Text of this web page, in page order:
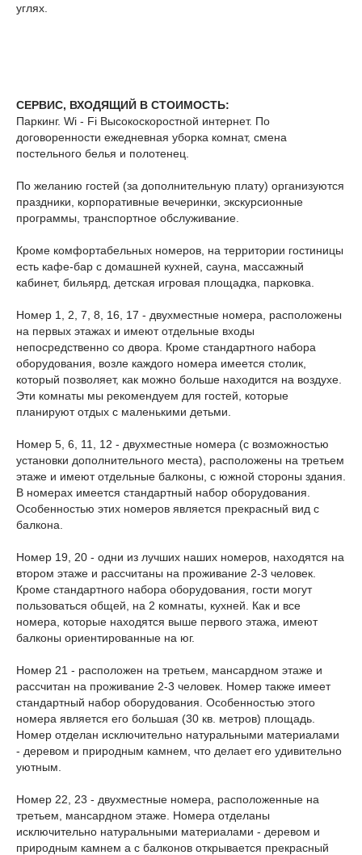
углях.
СЕРВИС, ВХОДЯЩИЙ В СТОИМОСТЬ:
Паркинг. Wi - Fi Высокоскоростной интернет. По
договоренности ежедневная уборка комнат, смена
постельного белья и полотенец.
По желанию гостей (за дополнительную плату) организуются
праздники, корпоративные вечеринки, экскурсионные
программы, транспортное обслуживание.
Кроме комфортабельных номеров, на территории гостиницы
есть кафе-бар с домашней кухней, сауна, массажный
кабинет, бильярд, детская игровая площадка, парковка.
Номер 1, 2, 7, 8, 16, 17 - двухместные номера, расположены
на первых этажах и имеют отдельные входы
непосредственно со двора. Кроме стандартного набора
оборудования, возле каждого номера имеется столик,
который позволяет, как можно больше находится на воздухе.
Эти комнаты мы рекомендуем для гостей, которые
планируют отдых с маленькими детьми.
Номер 5, 6, 11, 12 - двухместные номера (с возможностью
установки дополнительного места), расположены на третьем
этаже и имеют отдельные балконы, с южной стороны здания.
В номерах имеется стандартный набор оборудования.
Особенностью этих номеров является прекрасный вид с
балкона.
Номер 19, 20 - одни из лучших наших номеров, находятся на
втором этаже и рассчитаны на проживание 2-3 человек.
Кроме стандартного набора оборудования, гости могут
пользоваться общей, на 2 комнаты, кухней. Как и все
номера, которые находятся выше первого этажа, имеют
балконы ориентированные на юг.
Номер 21 - расположен на третьем, мансардном этаже и
рассчитан на проживание 2-3 человек. Номер также имеет
стандартный набор оборудования. Особенностью этого
номера является его большая (30 кв. метров) площадь.
Номер отделан исключительно натуральными материалами
- деревом и природным камнем, что делает его удивительно
уютным.
Номер 22, 23 - двухместные номера, расположенные на
третьем, мансардном этаже. Номера отделаны
исключительно натуральными материалами - деревом и
природным камнем а с балконов открывается прекрасный